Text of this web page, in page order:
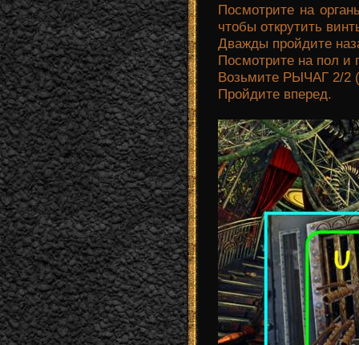
Посмотрите на
чтобы открутить
Дважды пройдите
Посмотрите на пол
Возьмите РЫЧАГ 2/2
Пройдите вперед.